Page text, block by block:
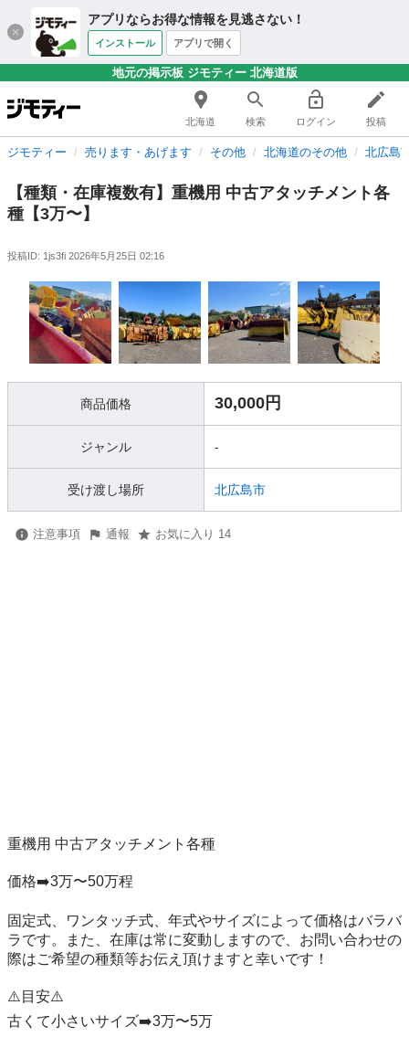
アプリならお得な情報を見逃さない！
インストール アプリで開く
地元の掲示板 ジモティー 北海道版
北海道 検索 ログイン 投稿
ジモティー 売ります・あげます その他 北海道のその他 北広島
【種類・在庫複数有】重機用 中古アタッチメント各
種【3万〜】
投稿ID: 1js3fi 2026年5月25日 02:16
商品価格 30,000円
ジャンル -
受け渡し場所 北広島市
注意事項 通報 お気に入り 14
重機用 中古アタッチメント各種
価格➡️3万〜50万程
固定式、ワンタッチ式、年式やサイズによって価格はバラバ
ラです。また、在庫は常に変動しますので、お問い合わせの
際はご希望の種類等お伝え頂けますと幸いです！
⚠️目安⚠️
古くて小さいサイズ➡️3万〜5万